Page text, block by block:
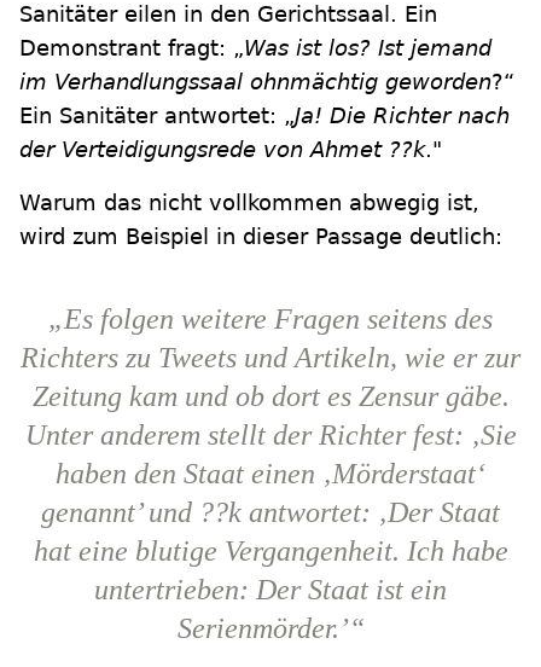
Sanitäter eilen in den Gerichtssaal. Ein
Demonstrant fragt: „Was ist los? Ist jemand
im Verhandlungssaal ohnmächtig geworden?“
Ein Sanitäter antwortet: „Ja! Die Richter nach
der Verteidigungsrede von Ahmet ??k."
Warum das nicht vollkommen abwegig ist,
wird zum Beispiel in dieser Passage deutlich:
„Es folgen weitere Fragen seitens des
Richters zu Tweets und Artikeln, wie er zur
Zeitung kam und ob dort es Zensur gäbe.
Unter anderem stellt der Richter fest: ‚Sie
haben den Staat einen ‚Mörderstaat‘
genannt’ und ??k antwortet: ‚Der Staat
hat eine blutige Vergangenheit. Ich habe
untertrieben: Der Staat ist ein
Serienmörder.’“